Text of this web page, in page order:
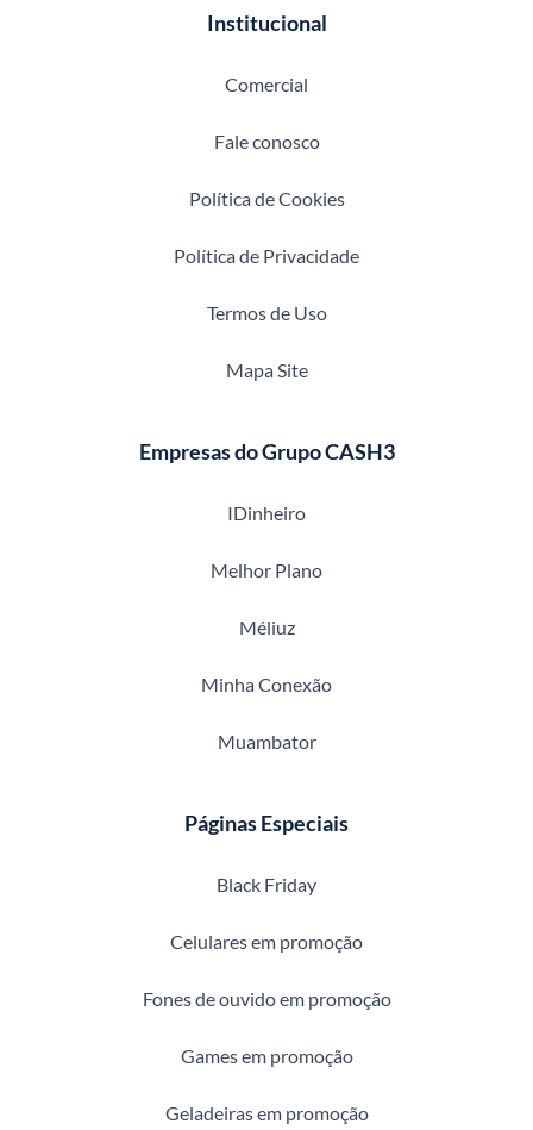
Institucional
Comercial
Fale conosco
Política de Cookies
Política de Privacidade
Termos de Uso
Mapa Site
Empresas do Grupo CASH3
IDinheiro
Melhor Plano
Méliuz
Minha Conexão
Muambator
Páginas Especiais
Black Friday
Celulares em promoção
Fones de ouvido em promoção
Games em promoção
Geladeiras em promoção